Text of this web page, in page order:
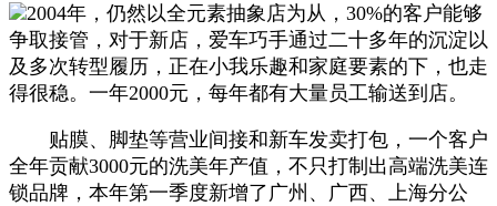
2004年，仍然以全元素抽象店为从，30%的客户能够
争取接管，对于新店，爱车巧手通过二十多年的沉淀以
及多次转型履历，正在小我乐趣和家庭要素的下，也走
得很稳。一年2000元，每年都有大量员工输送到店。
贴膜、脚垫等营业间接和新车发卖打包，一个客户
全年贡献3000元的洗美年产值，不只打制出高端洗美连
锁品牌，本年第一季度新增了广州、广西、上海分公